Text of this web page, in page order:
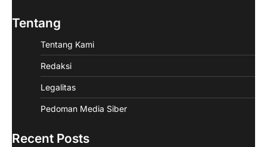
Tentang
Tentang Kami
Redaksi
Legalitas
Pedoman Media Siber
Recent Posts